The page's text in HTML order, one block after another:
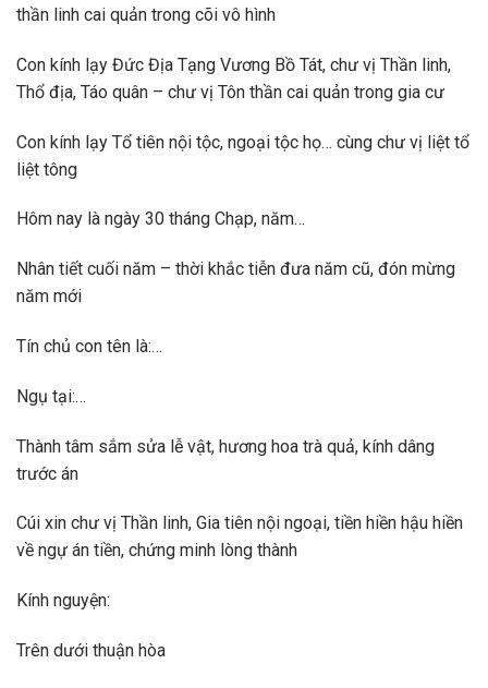
thần linh cai quản trong cõi vô hình
Con kính lạy Đức Địa Tạng Vương Bồ Tát, chư vị Thần linh,
Thổ địa, Táo quân – chư vị Tôn thần cai quản trong gia cư
Con kính lạy Tổ tiên nội tộc, ngoại tộc họ… cùng chư vị liệt tổ
liệt tông
Hôm nay là ngày 30 tháng Chạp, năm…
Nhân tiết cuối năm – thời khắc tiễn đưa năm cũ, đón mừng
năm mới
Tín chủ con tên là:…
Ngụ tại:…
Thành tâm sắm sửa lễ vật, hương hoa trà quả, kính dâng
trước án
Cúi xin chư vị Thần linh, Gia tiên nội ngoại, tiền hiền hậu hiền
về ngự án tiền, chứng minh lòng thành
Kính nguyện:
Trên dưới thuận hòa